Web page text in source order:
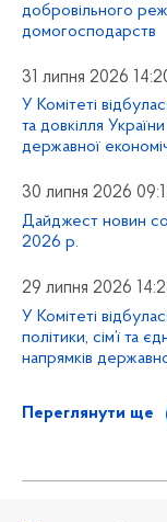
добровільного
домогосподарств
31 липня 2026
У Комітеті
та довкілля
державної
30 липня 2026
Дайджест новин
2026 р.
29 липня 2026
У Комітеті
політики, сім’ї та
напрямків
Переглянути ще